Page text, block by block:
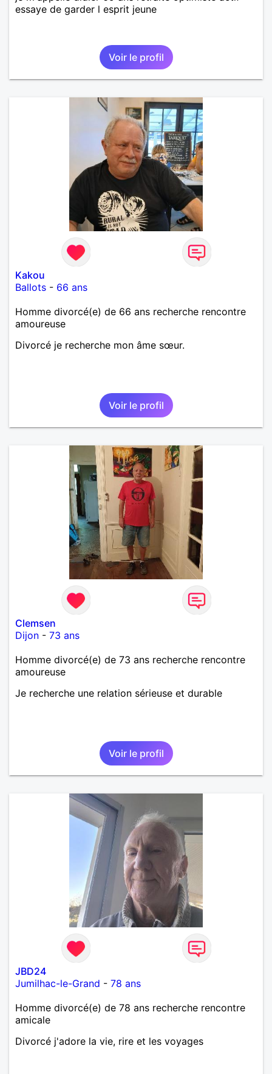
essaye de garder l esprit jeune
Voir le profil
Kakou
Ballots - 66 ans
Homme divorcé(e) de 66 ans recherche rencontre
amoureuse
Divorcé je recherche mon âme sœur.
Voir le profil
Clemsen
Dijon - 73 ans
Homme divorcé(e) de 73 ans recherche rencontre
amoureuse
Je recherche une relation sérieuse et durable
Voir le profil
JBD24
Jumilhac-le-Grand - 78 ans
Homme divorcé(e) de 78 ans recherche rencontre
amicale
Divorcé j'adore la vie, rire et les voyages